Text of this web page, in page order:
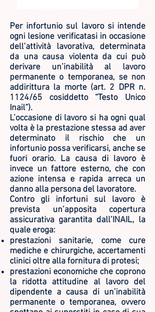
Per infortunio sul lavoro si intende
ogni lesione verificatasi in occasione
dell’attività lavorativa, determinata
da una causa violenta da cui può
derivare un’inabilità al lavoro
permanente o temporanea, se non
addirittura la morte (art. 2 DPR n.
1124/65 cosiddetto “Testo Unico
Inail”).
L’occasione di lavoro si ha ogni qual
volta è la prestazione stessa ad aver
determinato il rischio che un
infortunio possa verificarsi, anche se
fuori orario. La causa di lavoro è
invece un fattore esterno, che con
azione intensa e rapida arreca un
danno alla persona del lavoratore.
Contro gli infortuni sul lavoro è
prevista un’apposita copertura
assicurativa garantita dall’INAIL, la
quale eroga:
prestazioni sanitarie, come cure
mediche e chirurgiche, accertamenti
clinici oltre alla fornitura di protesi;
prestazioni economiche che coprono
la ridotta attitudine al lavoro del
dipendente a causa di un’inabilità
permanente o temporanea, ovvero